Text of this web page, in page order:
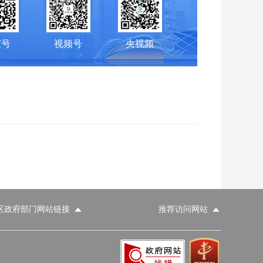
视频号 央视频
政府部门网站链接 推荐访问网站
工业和信息化部